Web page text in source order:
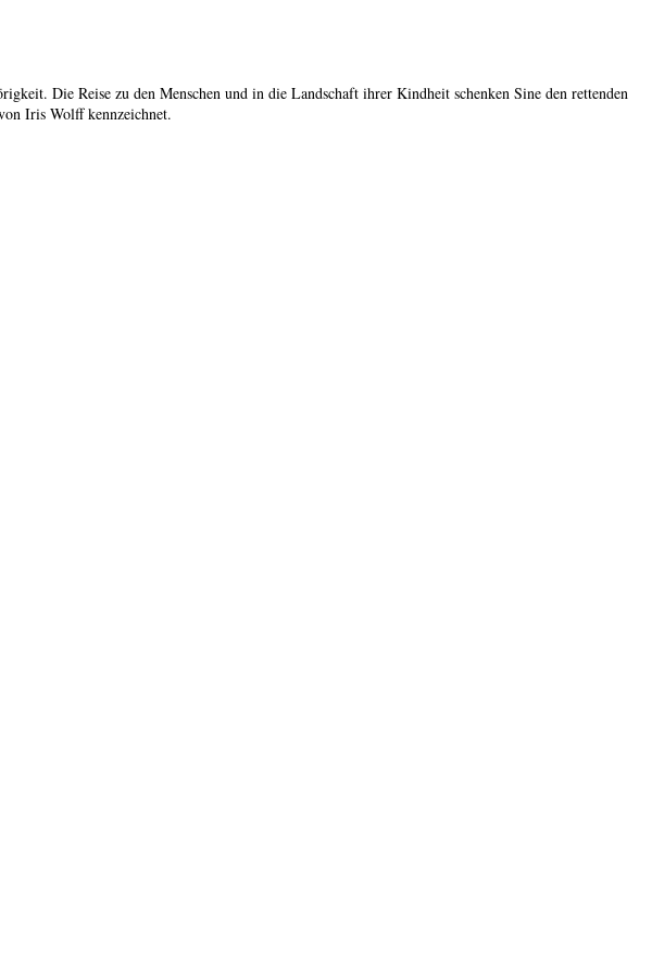
Die Reise zu den Menschen und in die Landschaft ihrer Kindheit schenken Sine den rettenden
Iris Wolff kennzeichnet.